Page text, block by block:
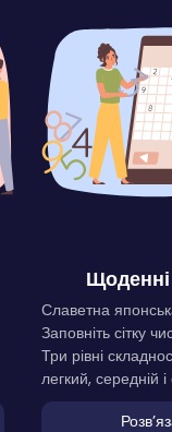
Славетна
Заповніть сітку
Три рівні
легкий, середній